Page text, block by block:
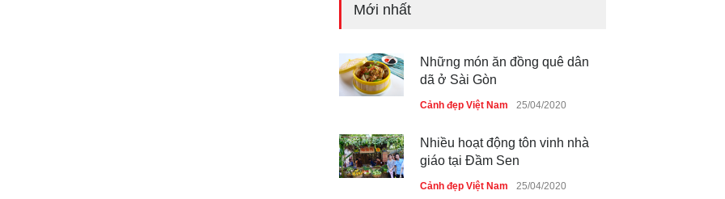
Mới nhất
Những món ăn đồng quê dân
dã ở Sài Gòn
Cảnh đẹp Việt Nam 25/04/2020
Nhiều hoạt động tôn vinh nhà
giáo tại Đầm Sen
Cảnh đẹp Việt Nam 25/04/2020